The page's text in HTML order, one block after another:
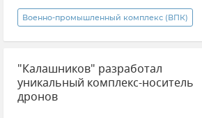
Военно-промышленный комплекс (ВПК)
Владимир Путин (политик) Оружие
Новости СВО
Оборонно-промышленный комплекс России
"Калашников" разработал
уникальный комплекс-носитель
дронов